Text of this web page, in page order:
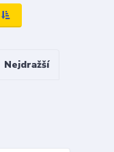
Nejdražší